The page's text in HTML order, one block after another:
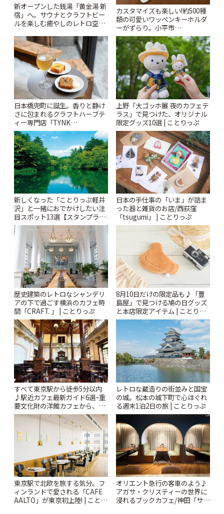
新オープンした銭湯「黄金湯 新
宿」へ。サウナとクラフトビー
ルを楽しむ癒やしのレトロ空間
カスタマイズも楽しい!約500種
類の可愛いワッペンキーホルダ
ーがずらり。小平市
「Kimamaya T&K」 | ことりっ
ぷ
日本橋兜町に誕生。香りと静け
さに包まれるクラフトハーブテ
ィー専門店「TYNK
Kabutocho」 | ことりっぷ
上野「大ゴッホ展 夜のカフェテ
ラス」で見つけた、オリジナル
限定グッズ10選 | ことりっぷ
新しくなった「ことりっぷ軽井
沢」と一緒におでかけしたい注
目スポット13選【スタンプラリ
ー開催中】 | ことりっぷ
日本の手仕事の「いま」が詰ま
った器と雑貨のお店/西荻窪
「tsugumi」 | ことりっぷ
歴史建築のレトロなシャンデリ
アの下で過ごす横浜のカフェ時
間「CRAFT. 」 | ことりっぷ
8月10日だけの限定品も♪「豊
島屋」で見つける鳩の日グッズ
と本店限定アイテム | ことりっ
ぷ
すべて東京駅から徒歩5分以内
♪駅近カフェ最新ガイド6選~重
要文化財の洋館カフェから、改
札すぐのレトロ喫茶まで~ | こと
レトロな蔵造りの街並みと国宝
の城。松本の城下町で心ほぐれ
る週末1泊2日の旅 | ことりっぷ
東京駅で北欧を旅する気分。フ
ィンランドで愛される「CAFE
AALTO」が東京初上陸! | ことり
オリエント急行の客車のよう♪
アガサ・クリスティーの世界に
浸れるブックカフェ/神田「サロ